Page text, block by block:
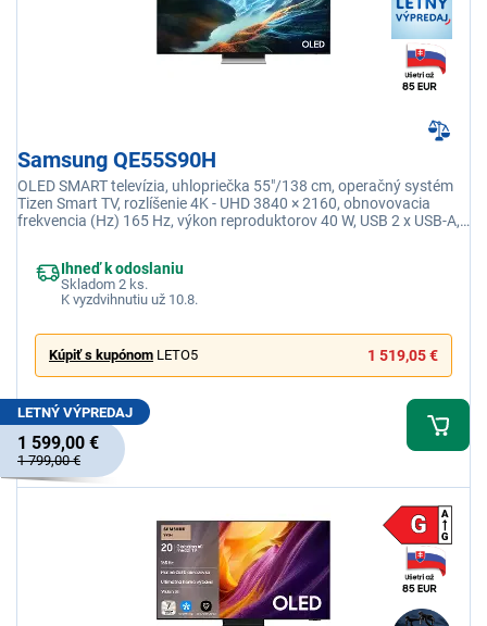
Samsung QE55S90H
OLED SMART televízia, uhlopriečka 55"/138 cm, operačný systém
Tizen Smart TV, rozlíšenie 4K - UHD 3840 × 2160, obnovovacia
frekvencia (Hz) 165 Hz, výkon reproduktorov 40 W, USB 2 x USB-A,
Ihneď k odoslaniu
Skladom 2 ks.
K vyzdvihnutiu už 10.8.
Kúpiť s kupónom LETO5 1 519,05 €
LETNÝ VÝPREDAJ
1 599,00 €
1 799,00 €